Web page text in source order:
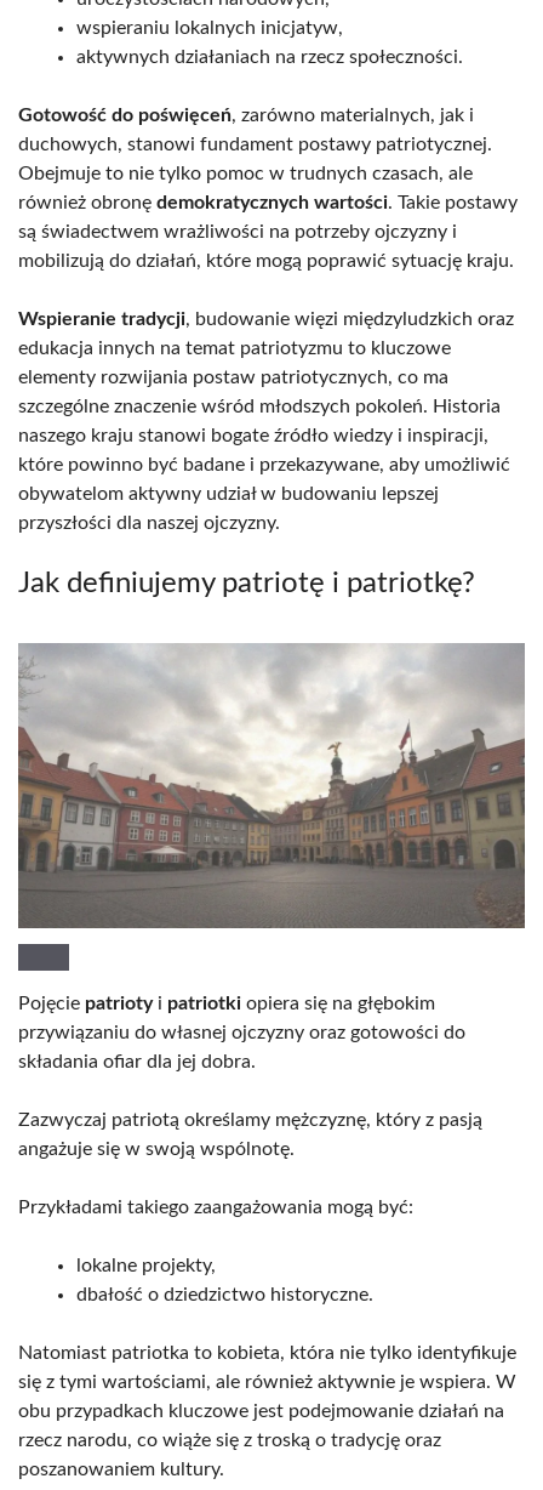
wspieraniu lokalnych inicjatyw,
aktywnych działaniach na rzecz społeczności.
Gotowość do poświęceń, zarówno materialnych, jak i
duchowych, stanowi fundament postawy patriotycznej.
Obejmuje to nie tylko pomoc w trudnych czasach, ale
również obronę demokratycznych wartości. Takie postawy
są świadectwem wrażliwości na potrzeby ojczyzny i
mobilizują do działań, które mogą poprawić sytuację kraju.
Wspieranie tradycji, budowanie więzi międzyludzkich oraz
edukacja innych na temat patriotyzmu to kluczowe
elementy rozwijania postaw patriotycznych, co ma
szczególne znaczenie wśród młodszych pokoleń. Historia
naszego kraju stanowi bogate źródło wiedzy i inspiracji,
które powinno być badane i przekazywane, aby umożliwić
obywatelom aktywny udział w budowaniu lepszej
przyszłości dla naszej ojczyzny.
Jak definiujemy patriotę i patriotkę?
Pojęcie patriotyi patriotki opiera się na głębokim
przywiązaniu do własnej ojczyzny oraz gotowości do
składania ofiar dla jej dobra.
Zazwyczaj patriotą określamy mężczyznę, który z pasją
angażuje się w swoją wspólnotę.
Przykładami takiego zaangażowania mogą być:
lokalne projekty,
dbałość o dziedzictwo historyczne.
Natomiast patriotka to kobieta, która nie tylko identyfikuje
się z tymi wartościami, ale również aktywnie je wspiera. W
obu przypadkach kluczowe jest podejmowanie działań na
rzecz narodu, co wiąże się z troską o tradycję oraz
poszanowaniem kultury.